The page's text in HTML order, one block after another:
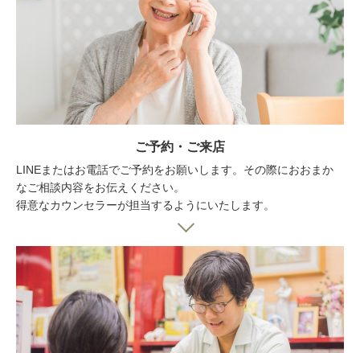
ご予約・ご来店
LINEまたはお電話でご予約をお願いします。その際におおまか
なご相談内容をお伝えください。
得意なカウンセラーが担当するようにいたします。